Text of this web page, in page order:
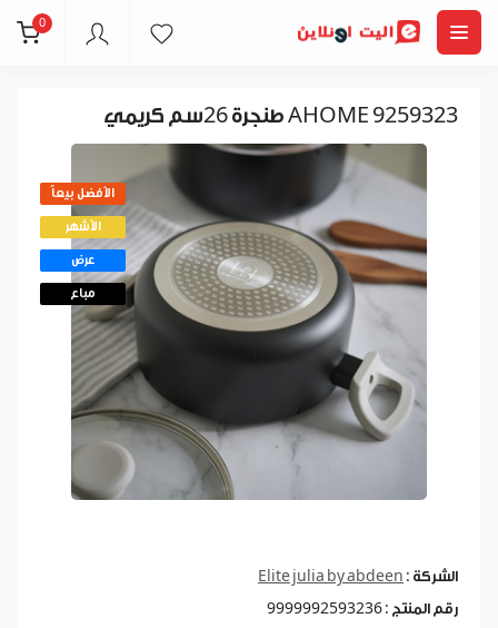
0
طنجرة 26سم كريمي AHOME 9259323
الأفضل بيعاً
الأشهر
عرض
مباع
الشركة : Elite julia by abdeen
رقم المنتج : 9999992593236